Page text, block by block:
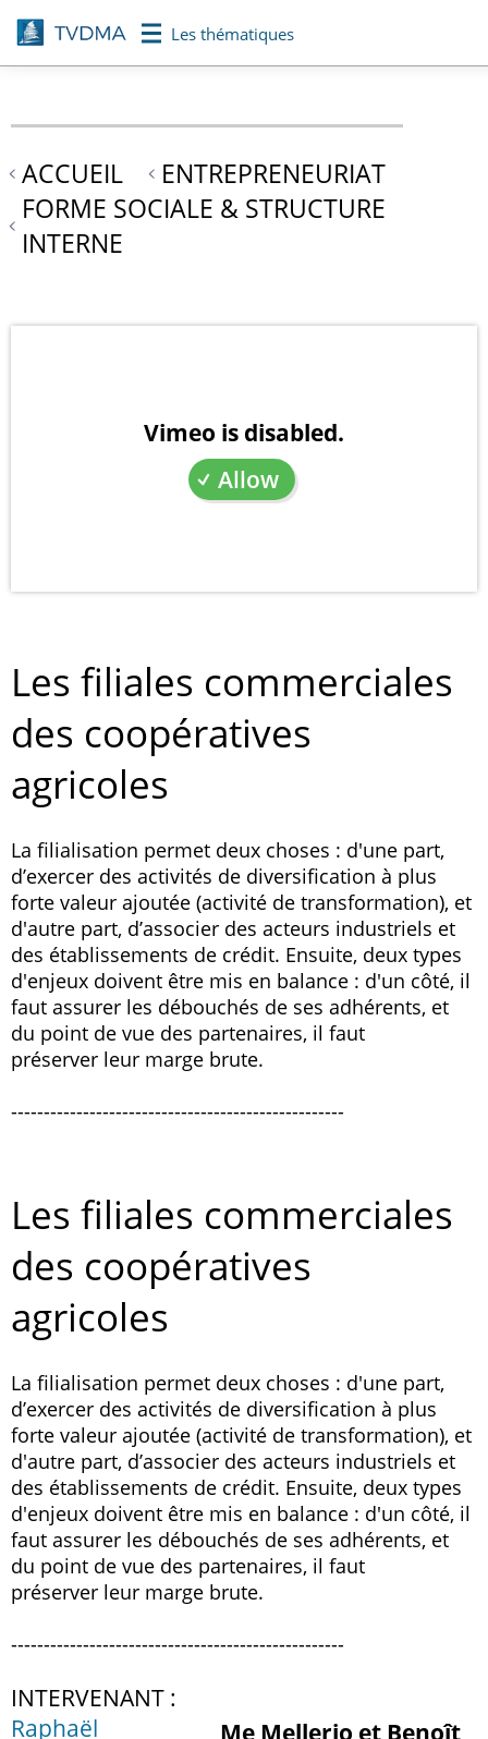
Aller
au
contenu
Les thématiques
ACCUEIL
ENTREPRENEURIAT
FORME SOCIALE & STRUCTURE
INTERNE
Vimeo is disabled.
Allow
Les filiales commerciales
des coopératives
agricoles
La filialisation permet deux choses : d'une part,
d’exercer des activités de diversification à plus
forte valeur ajoutée (activité de transformation), et
d'autre part, d’associer des acteurs industriels et
des établissements de crédit. Ensuite, deux types
d'enjeux doivent être mis en balance : d'un côté, il
faut assurer les débouchés de ses adhérents, et
du point de vue des partenaires, il faut
préserver leur marge brute.
---------------------------------------------------
Les filiales commerciales
des coopératives
agricoles
La filialisation permet deux choses : d'une part,
d’exercer des activités de diversification à plus
forte valeur ajoutée (activité de transformation), et
d'autre part, d’associer des acteurs industriels et
des établissements de crédit. Ensuite, deux types
d'enjeux doivent être mis en balance : d'un côté, il
faut assurer les débouchés de ses adhérents, et
du point de vue des partenaires, il faut
préserver leur marge brute.
---------------------------------------------------
INTERVENANT :
Raphaël
Me Mellerio et Benoît